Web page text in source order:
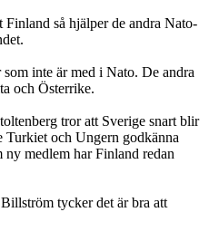
så hjälper de andra Nato-
inte är med i Nato. De andra
och Österrike.
tror att Sverige snart blir
Turkiet och Ungern godkänna
ny medlem har Finland redan
tycker det är bra att